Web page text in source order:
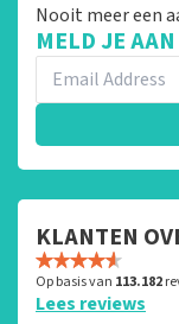
Nooit meer een
MELD JE
KLANTEN
Op basis van 113.182
Lees reviews